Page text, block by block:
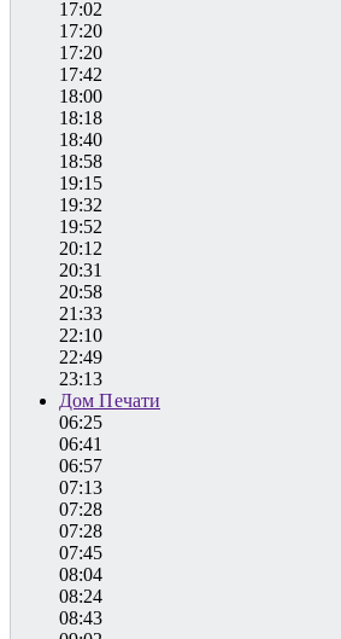
17:02
17:20
17:20
17:42
18:00
18:18
18:40
18:58
19:15
19:32
19:52
20:12
20:31
20:58
21:33
22:10
22:49
23:13
Дом Печати
06:25
06:41
06:57
07:13
07:28
07:28
07:45
08:04
08:24
08:43